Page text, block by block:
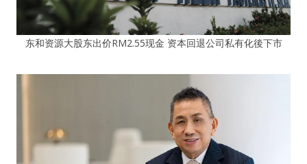
东和资源大股东出价RM2.55现金 资本回退公司私有化後下市